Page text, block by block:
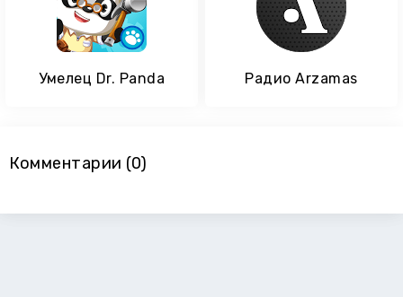
Умелец Dr. Panda Радио Arzamas
Комментарии (0)